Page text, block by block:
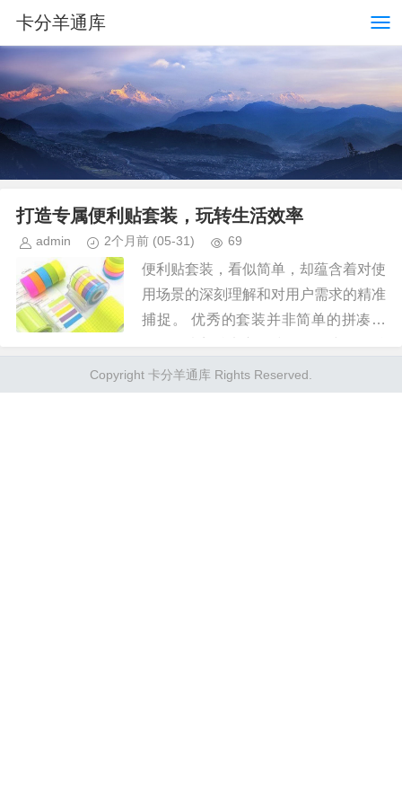
卡分羊通库
打造专属便利贴套装，玩转生活效率
admin 2个月前 (05-31) 69
便利贴套装，看似简单，却蕴含着对使
用场景的深刻理解和对用户需求的精准
捕捉。 优秀的套装并非简单的拼凑，
心策划的“微型工具箱”。 例如，针对学
生群体，套装可以包含不同...
Copyright 卡分羊通库 Rights Reserved.